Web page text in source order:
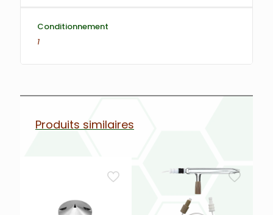
Conditionnement
1
Produits similaires